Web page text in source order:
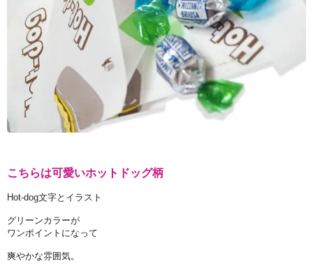
こちらは可愛いホットドッグ柄
Hot-dog文字とイラスト
グリーンカラーが
ワンポイントになって
爽やかな雰囲気。